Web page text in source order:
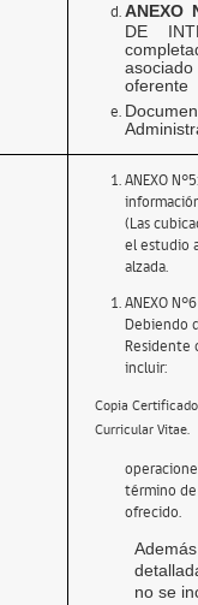
ANEXO
DE
oferente
ANEXO
(Las
el estudio
alzada.
ANEXO
Debiendo
Residente
incluir:
Copia
Curricular Vitae.
término
ofrecido.
no se